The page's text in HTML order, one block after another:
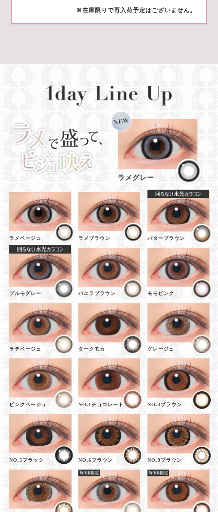
※在庫限りで再入荷予定はございません。
ラメグレー
ラメベージュ ラメブラウン バターブラウン
プルモグレー バニラブラウン モモピンク
ラテベージュ ダークモカ グレージュ
ピンクベージュ NO.1チョコレート NO.3ブラウン
NO.5ブラック NO.6ブラウン NO.9ブラウン